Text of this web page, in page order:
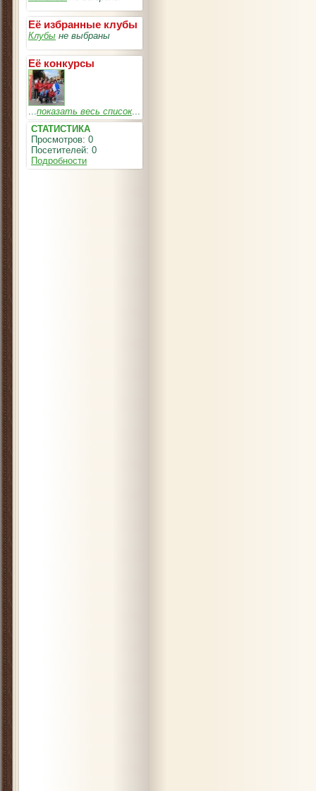
Её избранные клубы
Клубы не выбраны
Её конкурсы
...показать весь список...
СТАТИСТИКА
Просмотров: 0
Посетителей: 0
Подробности